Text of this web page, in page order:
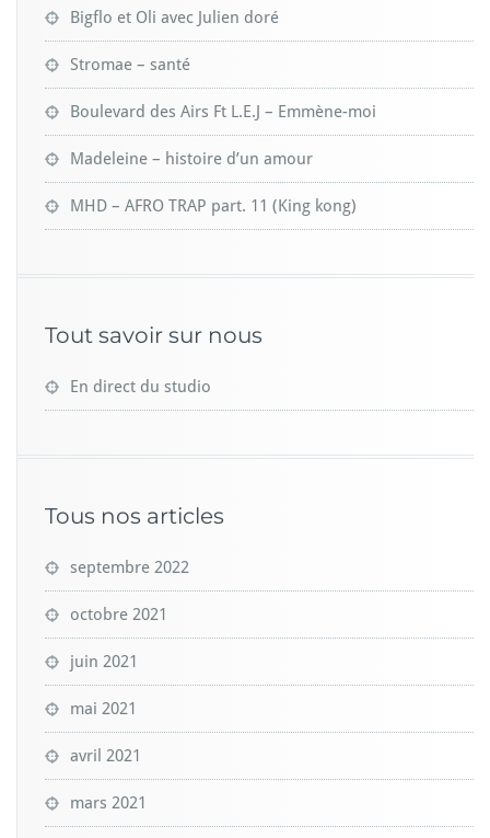
Bigflo et Oli avec Julien doré
Stromae – santé
Boulevard des Airs Ft L.E.J – Emmène-moi
Madeleine – histoire d’un amour
MHD – AFRO TRAP part. 11 (King kong)
Tout savoir sur nous
En direct du studio
Tous nos articles
septembre 2022
octobre 2021
juin 2021
mai 2021
avril 2021
mars 2021